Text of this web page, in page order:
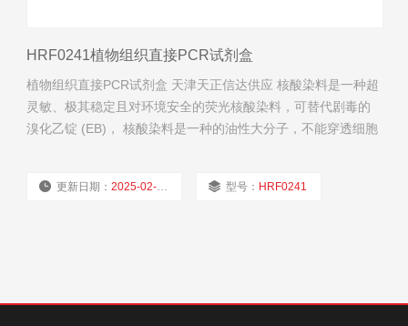
HRF0241植物组织直接PCR试剂盒
植物组织直接PCR试剂盒 天津天正信达供应 核酸染料是一种超
灵敏、极其稳定且对环境安全的荧光核酸染料，可替代剧毒的
溴化乙锭 (EB)， 核酸染料是一种的油性大分子，不能穿透细胞
更新日期：2025-02-27 型号： HRF0241